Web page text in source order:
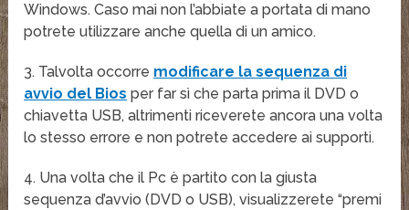
Windows. Caso mai non l’abbiate a portata di mano
potrete utilizzare anche quella di un amico.
3. Talvolta occorre modificare la sequenza di
avvio del Bios per far sì che parta prima il DVD o
chiavetta USB, altrimenti riceverete ancora una volta
lo stesso errore e non potrete accedere ai supporti.
4. Una volta che il Pc è partito con la giusta
sequenza d’avvio (DVD o USB), visualizzerete “premi